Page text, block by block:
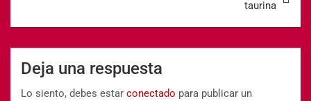
taurina
Deja una respuesta
Lo siento, debes estar conectado para publicar un